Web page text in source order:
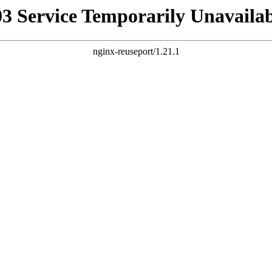
Service Temporarily
nginx-reuseport/1.21.1